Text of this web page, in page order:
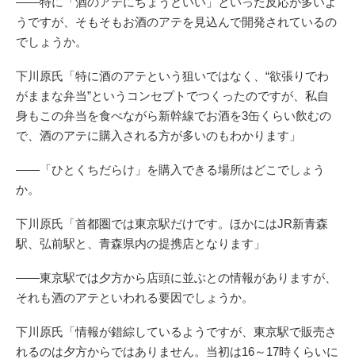
うですが、そもそもお酒のアテを見込んで開発されているの
でしょうか。
下川原氏「特に酒のアテという狙いではなく、“欲張りでわ
がままな弁当”というコンセプトでつくったのですが、私自
身もこの弁当を食べながら新幹線でお酒を3缶くらい飲むの
で、酒のアテに購入される方が多いのもわかります」
――「ひとくちだらけ」を購入できる場所はどこでしょう
か。
下川原氏「首都圏では東京駅だけです。ほかにはJR新青森
駅、弘前駅と、青森県内の提携店となります」
――東京駅では夕方から店頭に並ぶとの情報がありますが、
それも酒のアテといわれる要因でしょうか。
下川原氏「情報が錯綜しているようですが、東京駅で販売さ
れるのは夕方からではありません。当初は16～17時くらいに